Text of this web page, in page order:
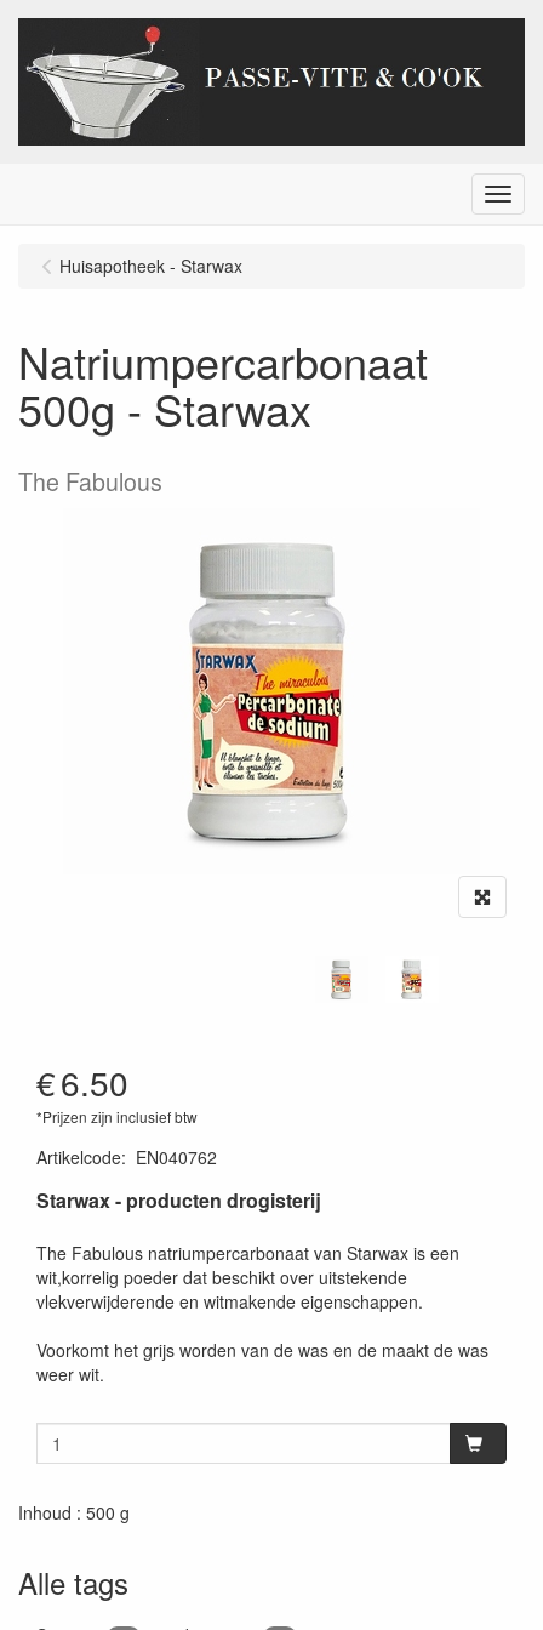
Menu
Huisapotheek - Starwax
Natriumpercarbonaat
500g - Starwax
The Fabulous
€6.50
*Prijzen zijn inclusief btw
Artikelcode: EN040762
Starwax - producten drogisterij
The Fabulous natriumpercarbonaat van Starwax is een
wit,korrelig poeder dat beschikt over uitstekende
vlekverwijderende en witmakende eigenschappen.
Voorkomt het grijs worden van de was en de maakt de was
weer wit.
Inhoud : 500 g
Alle tags